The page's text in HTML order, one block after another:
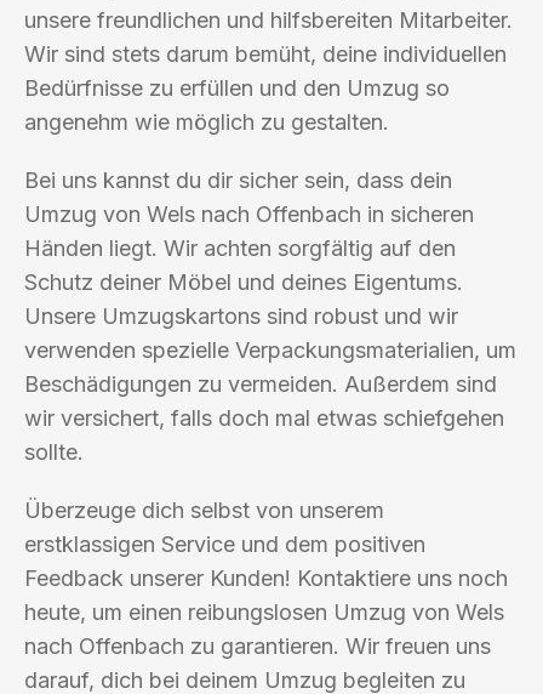
unsere freundlichen und hilfsbereiten Mitarbeiter.
Wir sind stets darum bemüht, deine individuellen
Bedürfnisse zu erfüllen und den Umzug so
angenehm wie möglich zu gestalten.
Bei uns kannst du dir sicher sein, dass dein
Umzug von Wels nach Offenbach in sicheren
Händen liegt. Wir achten sorgfältig auf den
Schutz deiner Möbel und deines Eigentums.
Unsere Umzugskartons sind robust und wir
verwenden spezielle Verpackungsmaterialien, um
Beschädigungen zu vermeiden. Außerdem sind
wir versichert, falls doch mal etwas schiefgehen
sollte.
Überzeuge dich selbst von unserem
erstklassigen Service und dem positiven
Feedback unserer Kunden! Kontaktiere uns noch
heute, um einen reibungslosen Umzug von Wels
nach Offenbach zu garantieren. Wir freuen uns
darauf, dich bei deinem Umzug begleiten zu